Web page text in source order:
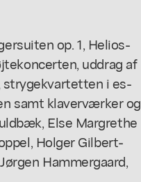
op. 1, Helios-
uddrag af
i es-
samt klaverværker og
Else Margrethe
Holger Gilbert-
Hammergaard,